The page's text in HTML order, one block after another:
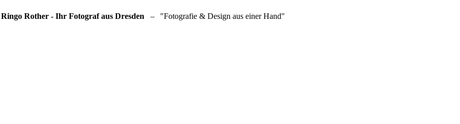
Rother - Ihr Fotograf aus Dresden – "Fotografie & Design aus einer Hand"